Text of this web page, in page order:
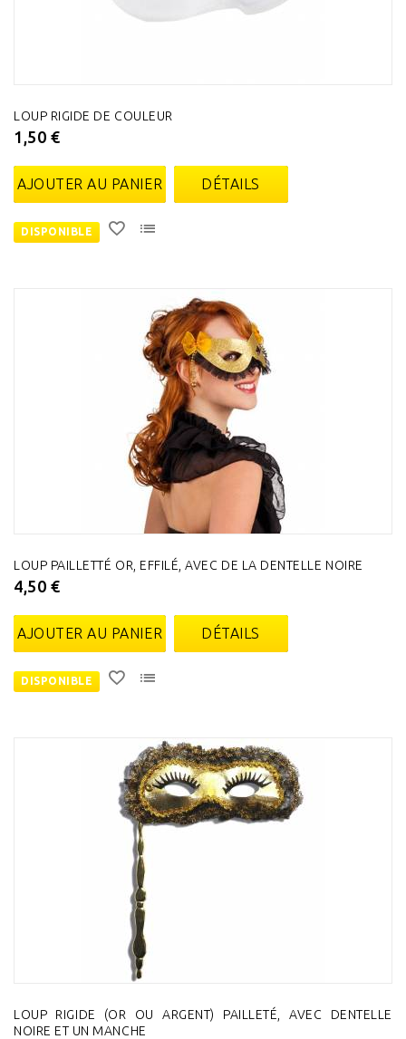
LOUP RIGIDE DE COULEUR
1,50 €
AJOUTER AU PANIER DÉTAILS
DISPONIBLE
LOUP PAILLETTÉ OR, EFFILÉ, AVEC DE LA DENTELLE NOIRE
4,50 €
AJOUTER AU PANIER DÉTAILS
DISPONIBLE
LOUP RIGIDE (OR OU ARGENT) PAILLETÉ, AVEC DENTELLE
NOIRE ET UN MANCHE